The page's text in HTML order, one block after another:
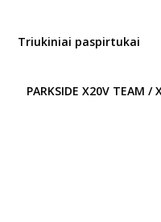
Triukiniai paspirtukai
PARKSIDE X20V TEAM /